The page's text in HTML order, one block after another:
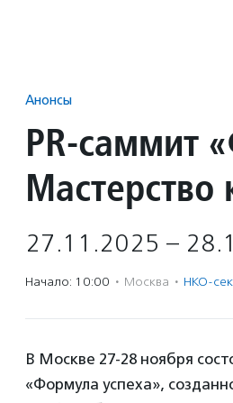
Анонсы
PR-саммит
27.11.2025 –
Начало: 10:00 · Москва · НКО-
В Москве 27-28 ноября
«Формула успеха»,